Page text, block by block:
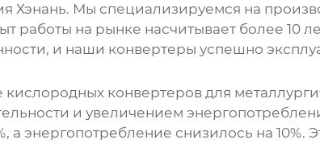
Хэнань. Мы специализируемся на
работы на рынке насчитывает более 10
и наши конвертеры успешно
кислородных конвертеровдля
и увеличением
а энергопотребление снизилось на